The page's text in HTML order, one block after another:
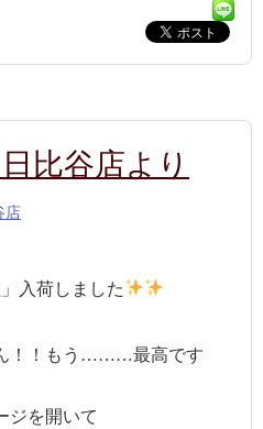
比谷店より
店
入荷しました
！！もう………最高です
ジを開いて